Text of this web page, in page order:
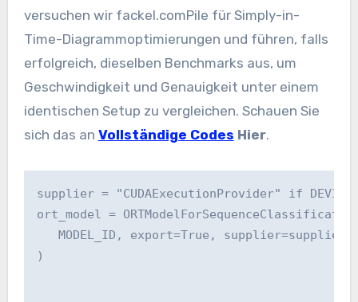
versuchen wir fackel.comPile für Simply-in-
Time-Diagrammoptimierungen und führen, falls
erfolgreich, dieselben Benchmarks aus, um
Geschwindigkeit und Genauigkeit unter einem
identischen Setup zu vergleichen. Schauen Sie
sich das an Vollständige Codes Hier.
supplier = "CUDAExecutionProvider" if
ort_model =
MODEL_ID, export=True,
)